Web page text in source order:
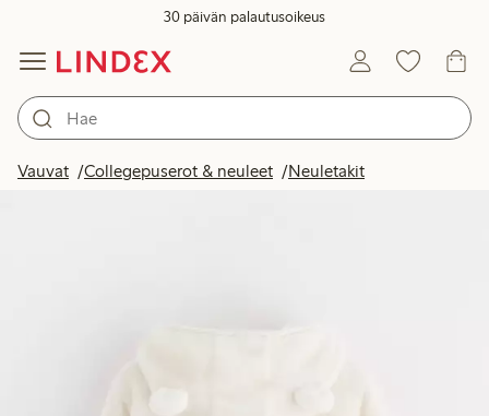
30 päivän palautusoikeus
Vauvat Collegepuserot & neuleet Neuletakit